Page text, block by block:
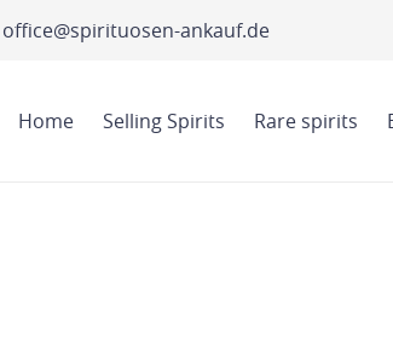
office@spirituosen-ankauf.de
Home Selling Spirits Rare spirits